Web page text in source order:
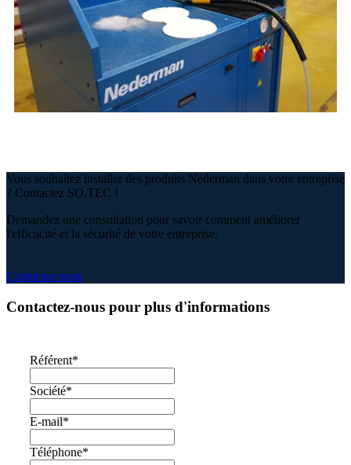
Vous souhaitez installer des produits Nederman dans votre entreprise
? Contactez SO.TEC !
Demandez une consultation pour savoir comment améliorer
l'efficacité et la sécurité de votre entreprise.
Contactez nous
Contactez-nous pour plus d'informations
Référent*
Société*
E-mail*
Téléphone*